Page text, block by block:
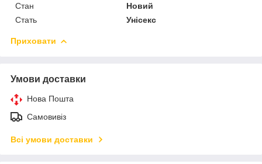
Стан
Новий
Стать
Унісекс
Приховати
Умови доставки
Нова Пошта
Самовивіз
Всі умови доставки